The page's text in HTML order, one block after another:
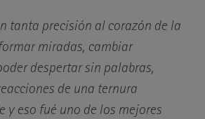
tanta precisión al corazón de la
miradas, cambiar
despertar sin palabras,
de una ternura
y eso fué uno de los mejores